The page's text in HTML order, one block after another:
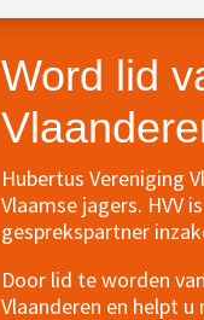
Word lid
Hubertus Vereniging
Vlaamse jagers. HVV
gesprekspartner
Door lid te worden
Vlaanderen en helpt